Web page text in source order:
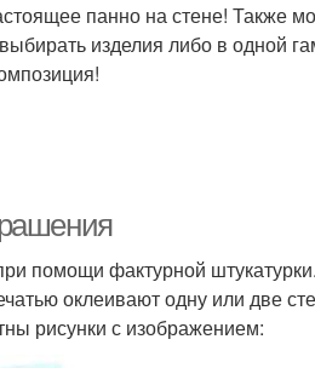
панно на стене! Также
изделия либо в одной
помощи фактурной
оклеивают одну или две
рисунки с изображением: